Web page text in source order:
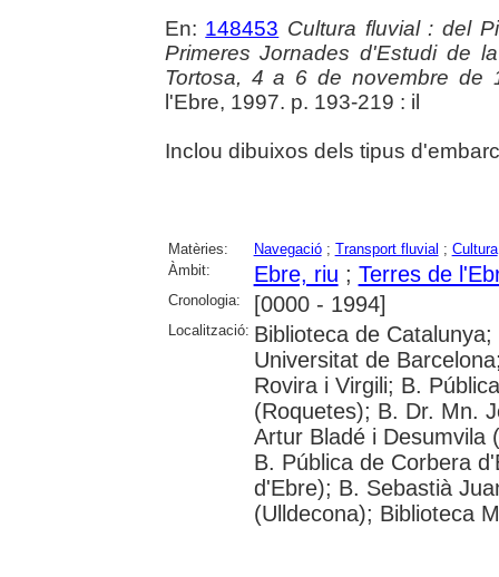
En: 148453 Cultura fluvial : del
Primeres Jornades d'Estudi de
Tortosa, 4 a 6 de novembre de
l'Ebre, 1997. p. 193-219 : il
Inclou dibuixos dels tipus
Matèries: Navegació; Transport fluvial ; Cultura
Àmbit:
Ebre, riu ; Terres de
Cronologia: [0000 - 1994]
Localització: Biblioteca de
Universitat de
Rovira i Virgili; B.
(Roquetes); B. Dr. Mn.
Artur Bladé i Desumvila
B. Pública de Corbera
d'Ebre); B. Sebastià
(Ulldecona); Biblioteca